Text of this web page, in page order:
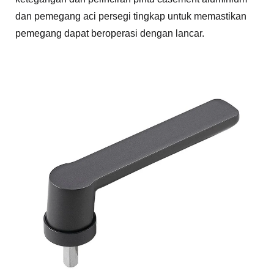
dan pemegang aci persegi tingkap untuk memastikan
pemegang dapat beroperasi dengan lancar.